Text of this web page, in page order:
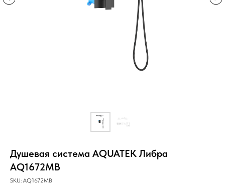
Душевая система AQUATEK Либра
AQ1672MB
SKU: AQ1672MB